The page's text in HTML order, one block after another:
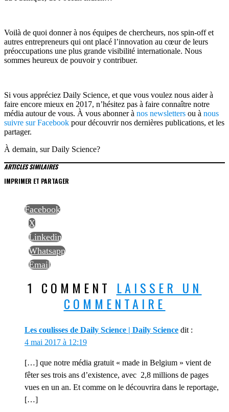
Voilà de quoi donner à nos équipes de chercheurs, nos spin-off et
autres entrepreneurs qui ont placé l’innovation au cœur de leurs
préoccupations une plus grande visibilité internationale. Nous
sommes heureux de pouvoir y contribuer.
Si vous appréciez Daily Science, et que vous voulez nous aider à
faire encore mieux en 2017, n’hésitez pas à faire connaître notre
média autour de vous. À vous abonner à nos newsletters ou à nous
suivre sur Facebook pour découvrir nos dernières publications, et les
partager.
À demain, sur Daily Science?
ARTICLES SIMILAIRES
IMPRIMER ET PARTAGER
Facebook
X
Linkedin
Whatsapp
Email
1 COMMENT LAISSER UN
COMMENTAIRE
Les coulisses de Daily Science | Daily Science dit :
4 mai 2017 à 12:19
[…] que notre média gratuit « made in Belgium » vient de
fêter ses trois ans d’existence, avec 2,8 millions de pages
vues en un an. Et comme on le découvrira dans le reportage,
[…]